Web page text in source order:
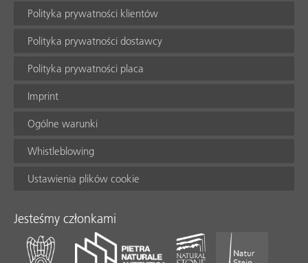
Polityka prywatności klientów
Polityka prywatności dostawcy
Polityka prywatności placa
Imprint
Ogólne warunki
Whistleblowing
Ustawienia plików cookie
Jesteśmy członkami